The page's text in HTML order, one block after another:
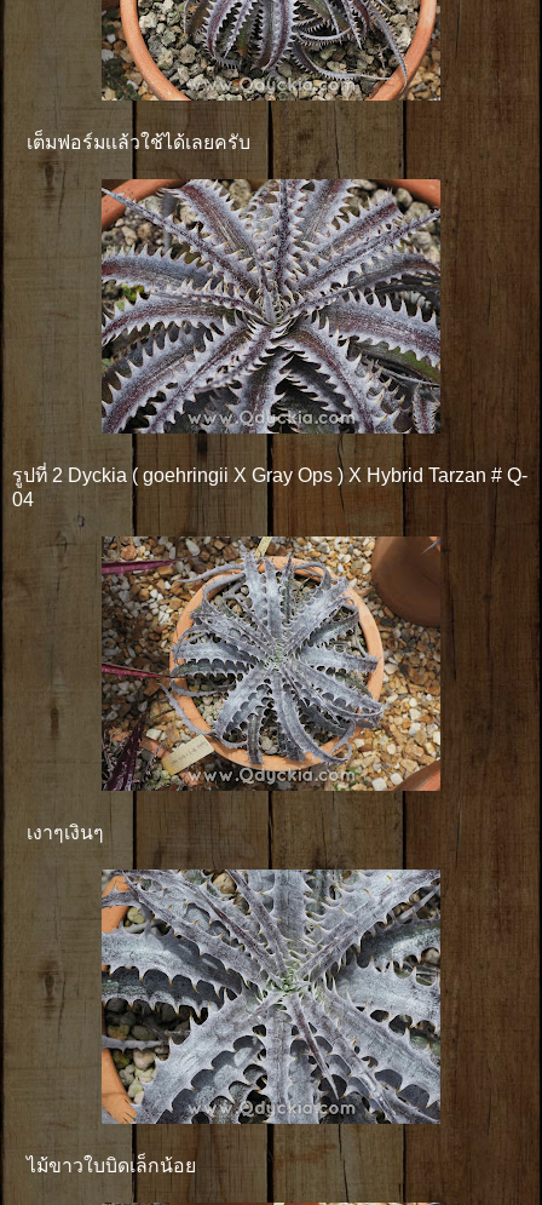
เต็มฟอร์มเเล้วใช้ได้เลยครับ
รูปที่ 2 Dyckia ( goehringii X Gray Ops ) X Hybrid Tarzan # Q-
04
เงาๆเงินๆ
ไม้ขาวใบบิดเล็กน้อย